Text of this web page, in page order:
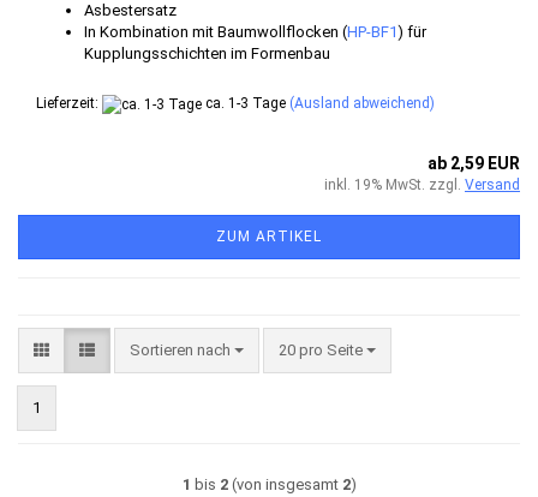
Asbestersatz
In Kombination mit Baumwollflocken (HP-BF1) für
Kupplungsschichten im Formenbau
Lieferzeit: ca. 1-3 Tage (Ausland abweichend)
ab 2,59 EUR
inkl. 19% MwSt. zzgl. Versand
ZUM ARTIKEL
Sortieren nach
Sortieren nach 20 pro Seite
pro Seite
1
1 bis 2(von insgesamt 2)